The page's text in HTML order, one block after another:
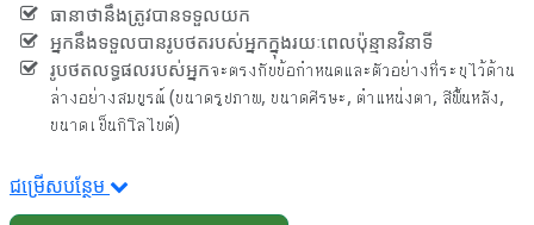
ធានាថានឹងត្រូវបានទទួលយក
អ្នកនឹងទទួលបានរូបថតរបស់អ្នកក្នុងរយៈពេលប៉ុន្មានវិនាទី
រូបថតលទ្ធផលរបស់អ្នកจะตรงกับข้อกำหนดและตัวอย่างที่ระบุไว้ด้าน
ล่างอย่างสมบูรณ์ (ขนาดรูปภาพ, ขนาดศีรษะ, ตำแหน่งตา, สีพื้นหลัง,
ขนาดเป็นกิโลไบต์)
ជម្រើសបន្ថែម